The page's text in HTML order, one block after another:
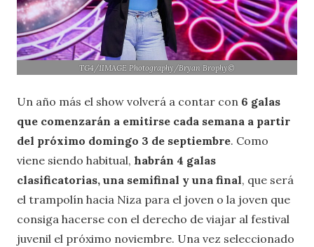
TG4/1IMAGE Photography/Bryan Brophy©
Un año más el show volverá a contar con 6 galas
que comenzarán a emitirse cada semana a partir
del próximo domingo 3 de septiembre. Como
viene siendo habitual, habrán 4 galas
clasificatorias, una semifinal y una final, que será
el trampolín hacia Niza para el joven o la joven que
consiga hacerse con el derecho de viajar al festival
juvenil el próximo noviembre. Una vez seleccionado